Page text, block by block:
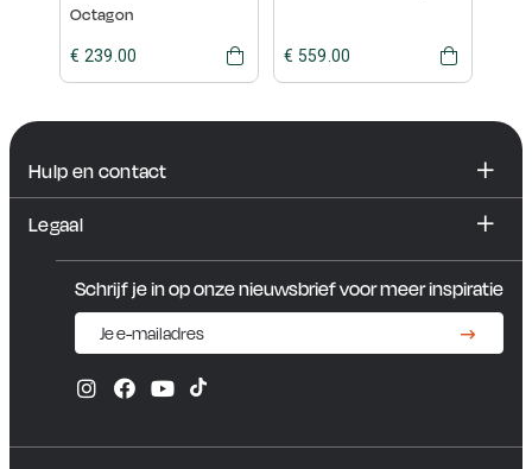
Octagon
€ 239.00 € 559.00
Hulp en contact
FAQ
Legaal
Schrijf je in op onze nieuwsbrief voor meer inspiratie